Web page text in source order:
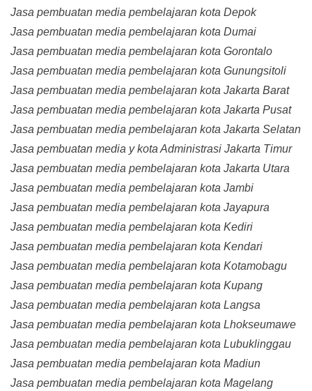
Jasa pembuatan media pembelajaran kota Depok
Jasa pembuatan media pembelajaran kota Dumai
Jasa pembuatan media pembelajaran kota Gorontalo
Jasa pembuatan media pembelajaran kota Gunungsitoli
Jasa pembuatan media pembelajaran kota Jakarta Barat
Jasa pembuatan media pembelajaran kota Jakarta Pusat
Jasa pembuatan media pembelajaran kota Jakarta Selatan
Jasa pembuatan media y kota Administrasi Jakarta Timur
Jasa pembuatan media pembelajaran kota Jakarta Utara
Jasa pembuatan media pembelajaran kota Jambi
Jasa pembuatan media pembelajaran kota Jayapura
Jasa pembuatan media pembelajaran kota Kediri
Jasa pembuatan media pembelajaran kota Kendari
Jasa pembuatan media pembelajaran kota Kotamobagu
Jasa pembuatan media pembelajaran kota Kupang
Jasa pembuatan media pembelajaran kota Langsa
Jasa pembuatan media pembelajaran kota Lhokseumawe
Jasa pembuatan media pembelajaran kota Lubuklinggau
Jasa pembuatan media pembelajaran kota Madiun
Jasa pembuatan media pembelajaran kota Magelang